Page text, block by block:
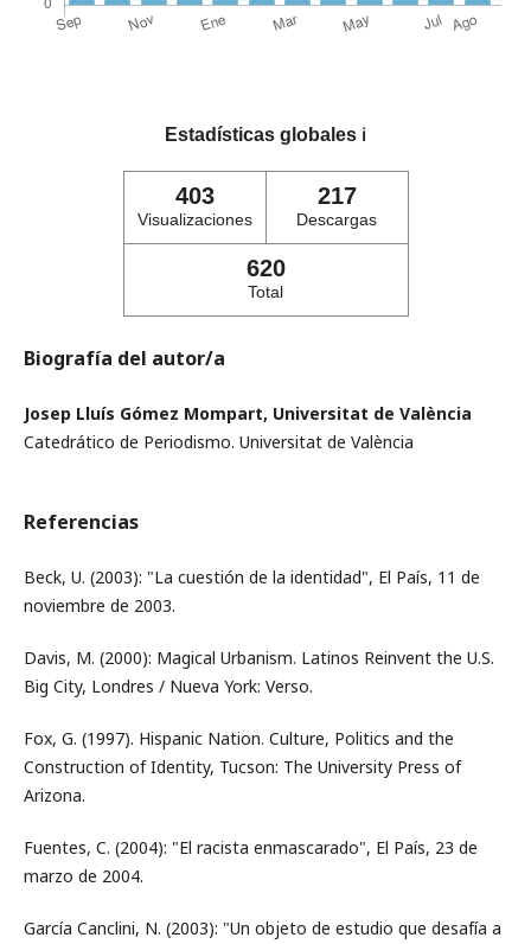
Estadísticas globales ℹ️
403
Visualizaciones
217
Descargas
620
Total
Biografía del autor/a
Josep Lluís Gómez Mompart, Universitat de València
Catedrático de Periodismo. Universitat de València
Referencias
Beck, U. (2003): "La cuestión de la identidad", El País, 11 de
noviembre de 2003.
Davis, M. (2000): Magical Urbanism. Latinos Reinvent the U.S.
Big City, Londres / Nueva York: Verso.
Fox, G. (1997). Hispanic Nation. Culture, Politics and the
Construction of Identity, Tucson: The University Press of
Arizona.
Fuentes, C. (2004): "El racista enmascarado", El País, 23 de
marzo de 2004.
García Canclini, N. (2003): "Un objeto de estudio que desafía a